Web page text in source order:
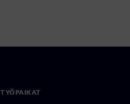
TYÖPAIKAT